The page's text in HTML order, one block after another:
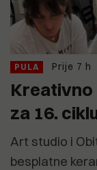
PULA Prije 7 h
Kreativno
za 16.
Art studio i
besplatne